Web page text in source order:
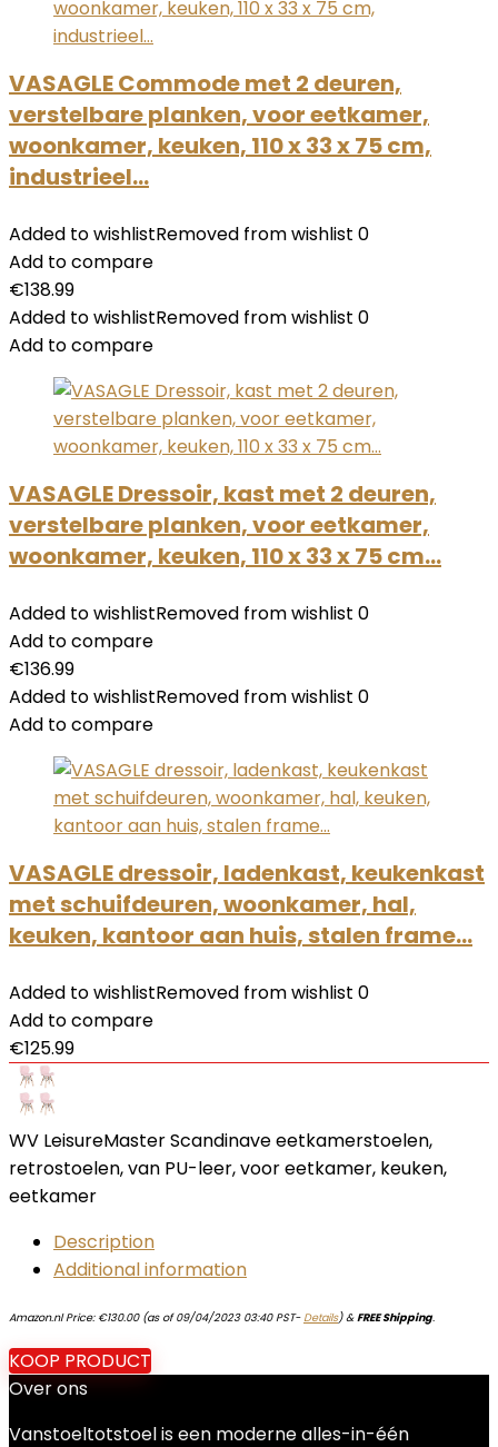
VASAGLE Commode met 2 deuren,
verstelbare planken, voor eetkamer,
woonkamer, keuken, 110 x 33 x 75 cm,
industrieel…
Added to wishlistRemoved from wishlist 0
Add to compare
€138.99
Added to wishlistRemoved from wishlist 0
Add to compare
VASAGLE Dressoir, kast met 2 deuren,
verstelbare planken, voor eetkamer,
woonkamer, keuken, 110 x 33 x 75 cm…
Added to wishlistRemoved from wishlist 0
Add to compare
€136.99
Added to wishlistRemoved from wishlist 0
Add to compare
VASAGLE dressoir, ladenkast, keukenkast
met schuifdeuren, woonkamer, hal,
keuken, kantoor aan huis, stalen frame…
Added to wishlistRemoved from wishlist 0
Add to compare
€125.99
WV LeisureMaster Scandinave eetkamerstoelen,
retrostoelen, van PU-leer, voor eetkamer, keuken,
eetkamer
Description
Additional information
Amazon.nl Price: €130.00(as of 09/04/2023 03:40 PST-Details)&FREE Shipping.
KOOP PRODUCT
Over ons
Vanstoeltotstoel is een moderne alles-in-één